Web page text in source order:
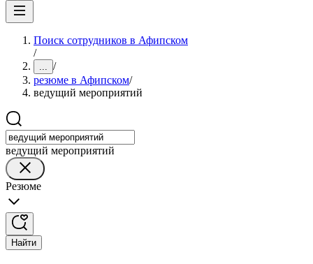
Поиск сотрудников в Афипском
/
... /
резюме в Афипском/
ведущий мероприятий
ведущий мероприятий
Резюме
Найти